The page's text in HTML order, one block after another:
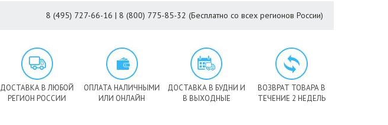
8 (495) 727-66-16 | 8 (800) 775-85-32 (Бесплатно со всех регионов России)
ДОСТАВКА В ЛЮБОЙ
РЕГИОН РОССИИ
ОПЛАТА НАЛИЧНЫМИ
ИЛИ ОНЛАЙН
ДОСТАВКА В БУДНИ И
В ВЫХОДНЫЕ
ВОЗВРАТ ТОВАРА В
ТЕЧЕНИЕ 2 НЕДЕЛЬ